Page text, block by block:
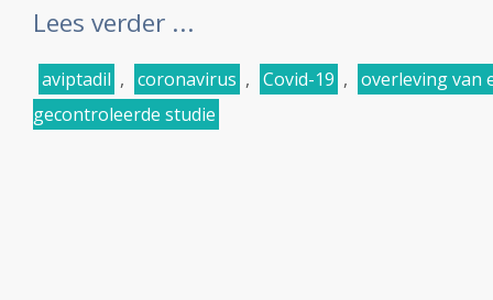
Lees verder ...
aviptadil , coronavirus , Covid-19 , overleving van
gecontroleerde studie